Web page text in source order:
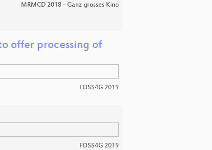
MRMCD 2018 - Ganz grosses Kino
offer processing of
FOSS4G 2019
FOSS4G 2019